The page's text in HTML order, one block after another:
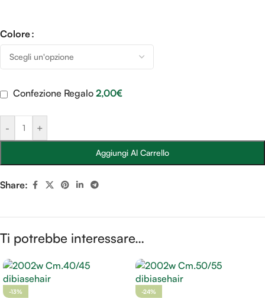
Colore
- +
Aggiungi Al Carrello
Confezione Regalo 2,00€
Share:
Ti potrebbe interessare…
-13% -24%